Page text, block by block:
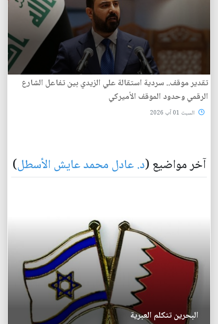
تقدير موقف.. سردية استقالة علي الزيدي بين تفاعل الشارع
الرقمي وحدود الموقف الأميركي
السبت 01 آب 2026
آخر مواضيع (د. عادل محمد عايش الأسطل)
البحرين تتكلم العبرية